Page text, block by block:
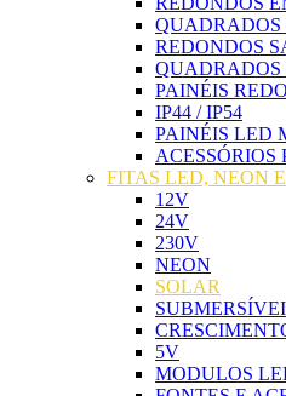
QUADRADOS
REDONDOS
QUADRADOS
PAINÉIS
IP44 / IP54
PAINÉIS LED
ACESSÓRIOS
FITAS LED, NEON
12V
24V
230V
NEON
SOLAR
5V
MODULOS